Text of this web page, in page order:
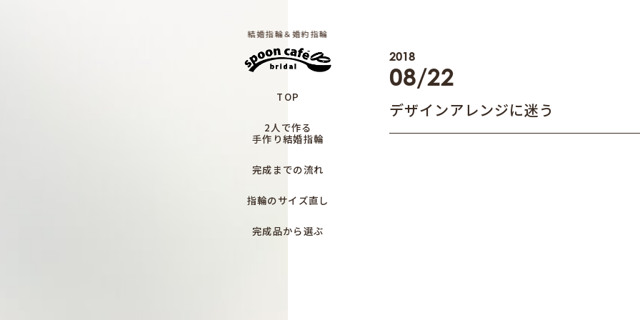
結婚指輪＆婚約指輪
TOP
2人で作る
手作り結婚指輪
完成までの流れ
指輪のサイズ直し
完成品から選ぶ
デザインアレンジに迷う
2018
08/22